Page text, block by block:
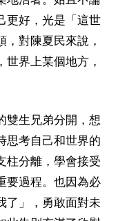
更好，光是「這世
，對陳夏民來說，
界上某個地方，
雙生兄弟分開，想
思考自己和世界的
柱分離，學會接受
要過程。也因為必
了」，勇敢面對未